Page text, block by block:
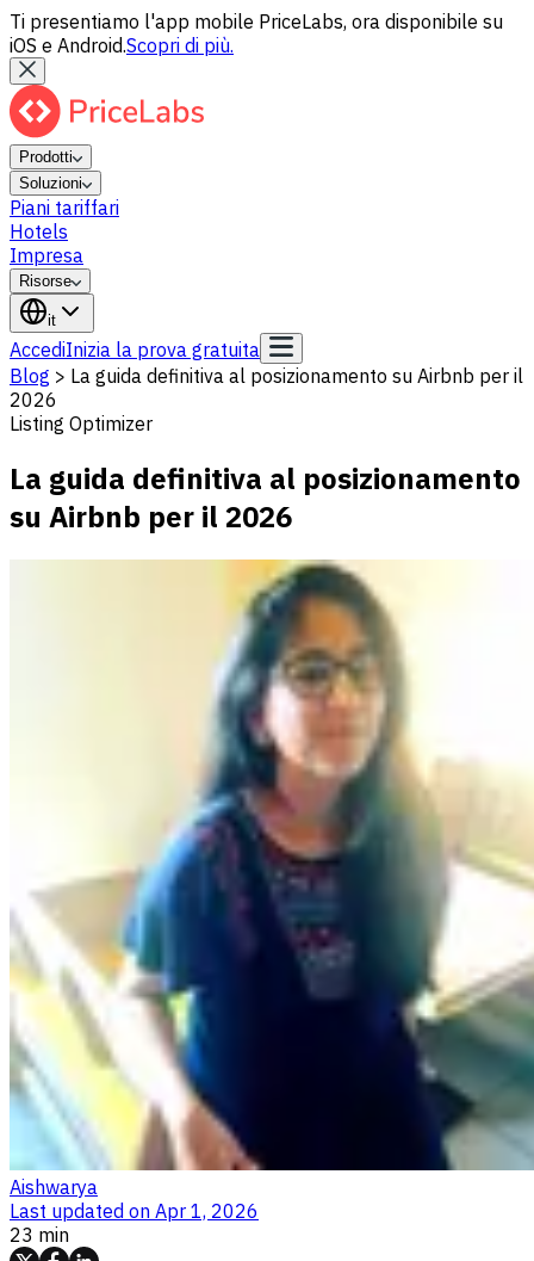
Ti presentiamo l'app mobile PriceLabs, ora disponibile su
iOS e Android.Scopri di più.
Prodotti
Soluzioni
Piani tariffari
Hotels
Impresa
Risorse
it
AccediInizia la prova gratuita
Blog > La guida definitiva al posizionamento su Airbnb per il
2026
Listing Optimizer
La guida definitiva al posizionamento
su Airbnb per il 2026
Aishwarya
Last updated on Apr 1, 2026
23 min